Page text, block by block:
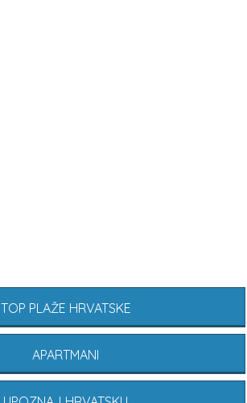
TOP PLAŽE HRVATSKE
APARTMANI